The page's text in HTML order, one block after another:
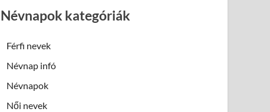
Névnapok kategóriák
Férfi nevek
Névnap infó
Névnapok
Női nevek